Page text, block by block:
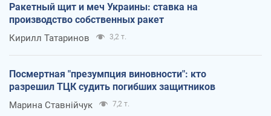
Ракетный щит и меч Украины: ставка на
производство собственных ракет
Кирилл Татаринов 3,2 т.
Посмертная "презумпция виновности": кто
разрешил ТЦК судить погибших защитников
Марина Ставнійчук 7,2 т.